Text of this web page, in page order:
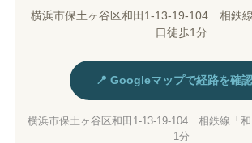
横浜市保土ヶ谷区和田1-13-19-104 相鉄
口徒歩1分
📍 Googleマップで経路を確
横浜市保土ヶ谷区和田1-13-19-104 相鉄線「
1分